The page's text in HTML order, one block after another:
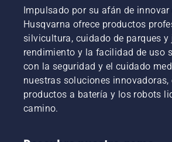
la
historia
comienza
por el
final.
Durante
toda la
fase de
investigación
Impulsado por su afán de innovar
Husqvarna ofrece productos
silvicultura, cuidado de parques y
rendimiento y la facilidad de uso
con la seguridad y el cuidado
nuestras soluciones innovadoras,
productos a batería y los robots
camino.